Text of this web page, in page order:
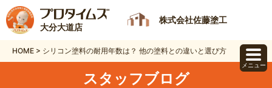
大分大道店
株式会社佐藤塗工
HOME > シリコン塗料の耐用年数は？ 他の塗料との違いと選び方
スタッフブログ
メニュー